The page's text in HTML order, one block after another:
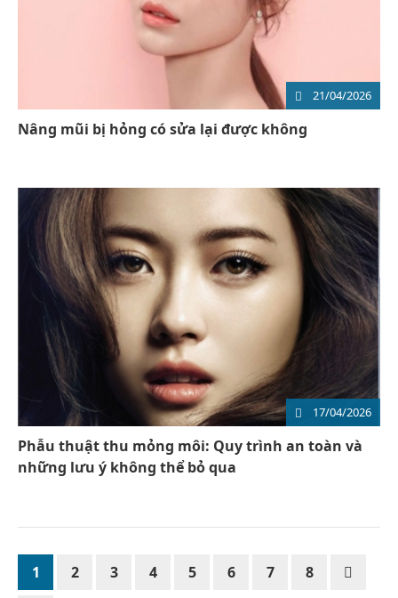
21/04/2026
Nâng mũi bị hỏng có sửa lại được không
17/04/2026
Phẫu thuật thu mỏng môi: Quy trình an toàn và
những lưu ý không thể bỏ qua
1 2 3 4 5 6 7 8